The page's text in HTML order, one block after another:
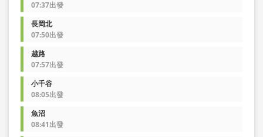
07:37出發
長岡北
07:50出發
越路
07:57出發
小千谷
08:05出發
魚沼
08:41出發